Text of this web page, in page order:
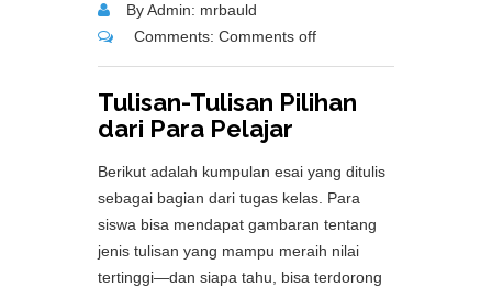
By Admin: mrbauld
Comments: Comments off
Tulisan-Tulisan Pilihan
dari Para Pelajar
Berikut adalah kumpulan esai yang ditulis
sebagai bagian dari tugas kelas. Para
siswa bisa mendapat gambaran tentang
jenis tulisan yang mampu meraih nilai
tertinggi—dan siapa tahu, bisa terdorong